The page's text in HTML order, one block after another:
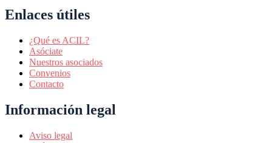
Enlaces útiles
¿Qué es ACIL?
Asóciate
Nuestros asociados
Convenios
Contacto
Información legal
Aviso legal